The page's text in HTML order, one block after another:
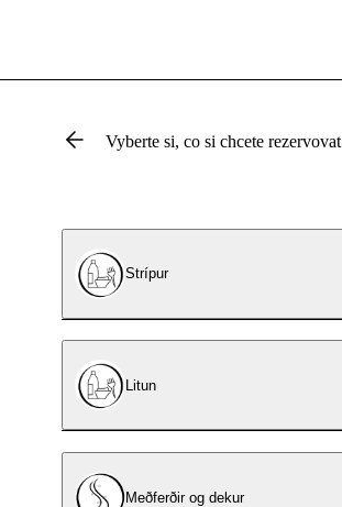
Vyberte si, co si chcete rezervovat
Strípur
Litun
Meðferðir og dekur